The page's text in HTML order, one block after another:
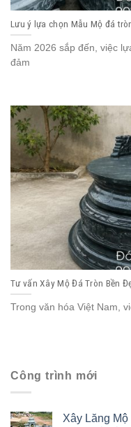
Lưu ý lựa chọn Mẫu Mộ đá
Năm 2026 sắp đến, việc
đảm
Tư vấn Xây Mộ Đá Tròn Bền
Trong văn hóa Việt Nam,
Công trình mới
Xây Lăng